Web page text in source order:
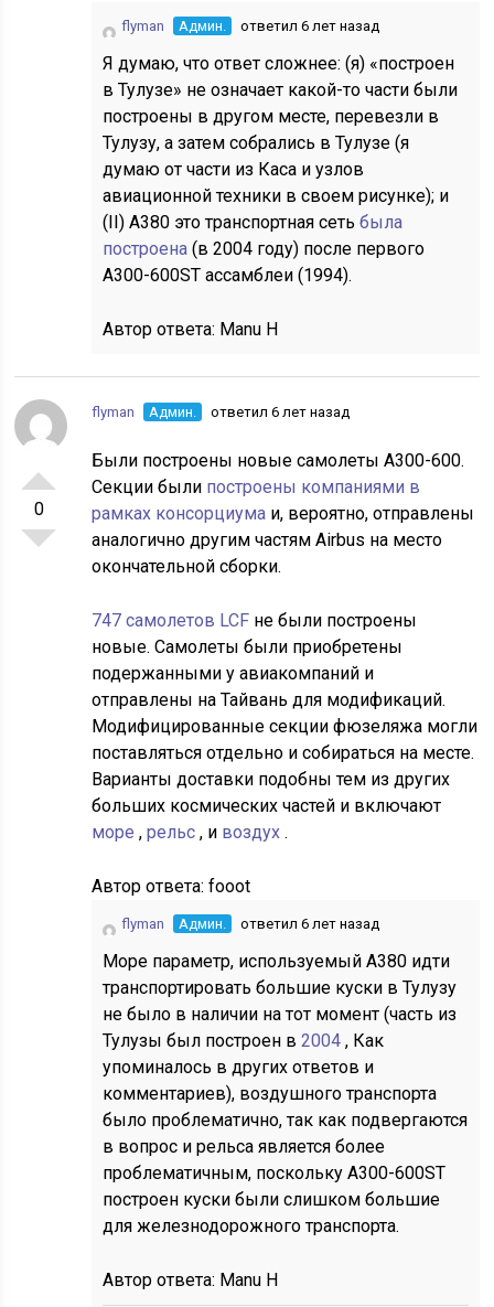
flyman Админ. ответил 6 лет назад
Я думаю, что ответ сложнее: (я) «построен
в Тулузе» не означает какой-то части были
построены в другом месте, перевезли в
Тулузу, а затем собрались в Тулузе (я
думаю от части из Каса и узлов
авиационной техники в своем рисунке); и
(II) А380 это транспортная сетьбыла
построена (в 2004 году) после первого
А300-600ST ассамблеи (1994).
Автор ответа: Manu H
0
flyman Админ. ответил 6 лет назад
Были построены новые самолеты А300-600.
Секции были построены компаниями в
рамках консорциума и, вероятно, отправлены
аналогично другим частям Airbus на место
окончательной сборки.
747 самолетов LCF не были построены
новые. Самолеты были приобретены
подержанными у авиакомпаний и
отправлены на Тайвань для модификаций.
Модифицированные секции фюзеляжа могли
поставляться отдельно и собираться на месте.
Варианты доставки подобны тем из других
больших космических частей и включают
море,рельс, и воздух .
Автор ответа:fooot
flyman Админ. ответил 6 лет назад
Море параметр, используемый А380 идти
транспортировать большие куски в Тулузу
не было в наличии на тот момент (часть из
Тулузы был построен в2004 , Как
упоминалось в других ответов и
комментариев), воздушного транспорта
было проблематично, так как подвергаются
в вопрос и рельса является более
проблематичным, поскольку А300-600ST
построен куски были слишком большие
для железнодорожного транспорта.
Автор ответа: Manu H